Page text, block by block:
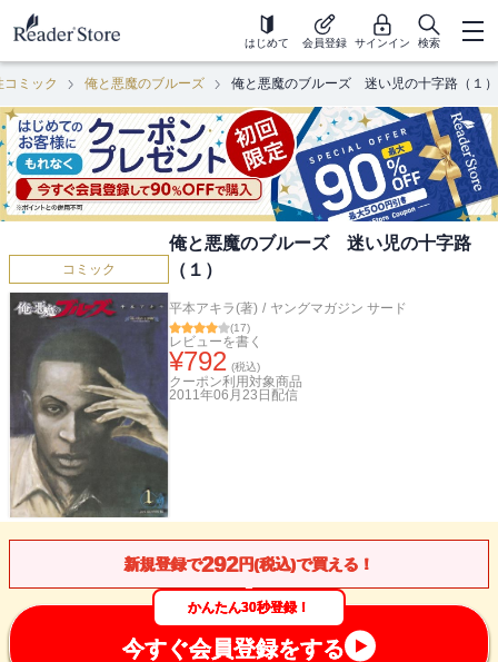
はじめて 会員登録 サインイン 検索
コミック 俺と悪魔のブルーズ 俺と悪魔のブルーズ 迷い児の十字路（１）
コミック
俺と悪魔のブルーズ 迷い児の十字路
（１）
平本アキラ(著) / ヤングマガジン サード
(17)
レビューを書く
¥792 (税込)
クーポン利用対象商品
2011年06月23日 配信
新規登録で292円(税込)で買える！
かんたん30秒登録！
今すぐ会員登録をする